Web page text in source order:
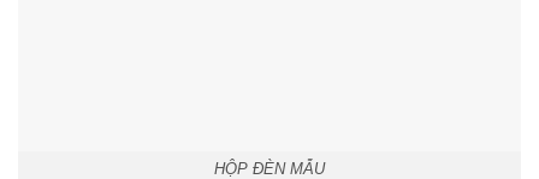
HỘP ĐÈN MẪU